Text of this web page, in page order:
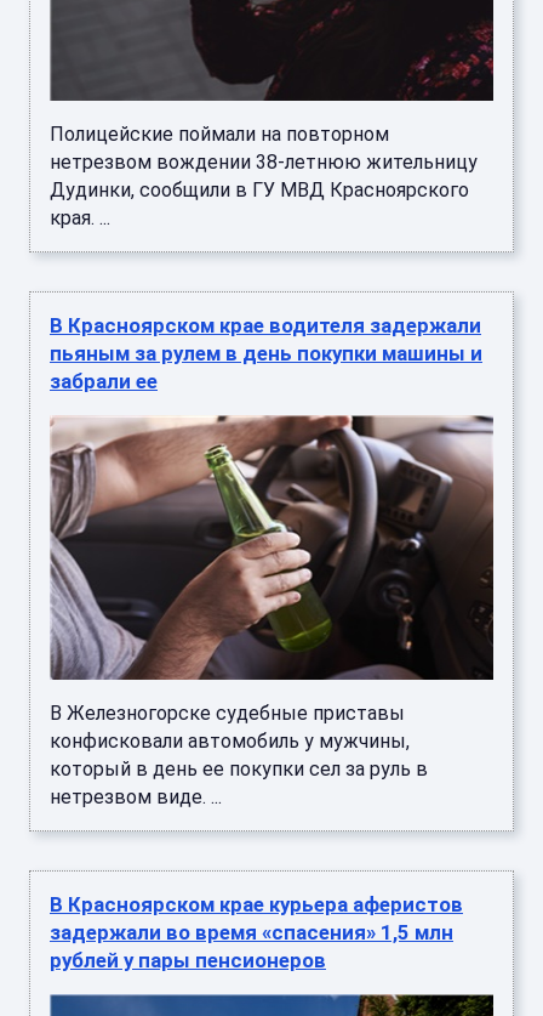
Полицейские поймали на повторном
нетрезвом вождении 38-летнюю жительницу
Дудинки, сообщили в ГУ МВД Красноярского
края. ...
В Красноярском крае водителя задержали
пьяным за рулем в день покупки машины и
забрали ее
В Железногорске судебные приставы
конфисковали автомобиль у мужчины,
который в день ее покупки сел за руль в
нетрезвом виде. ...
В Красноярском крае курьера аферистов
задержали во время «спасения» 1,5 млн
рублей у пары пенсионеров